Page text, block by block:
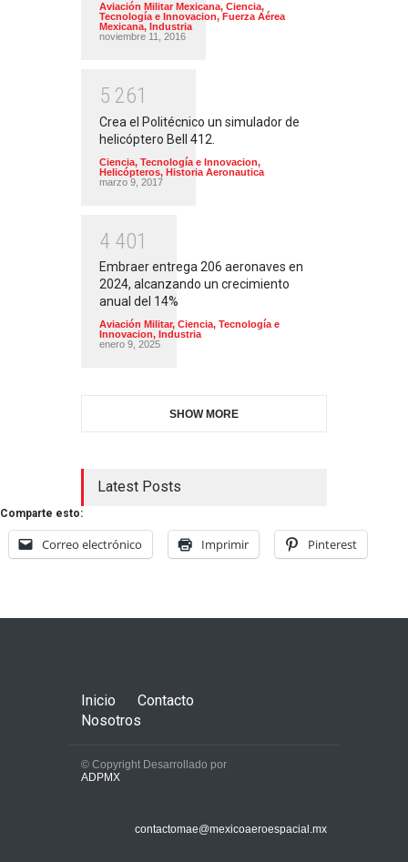
Aviación Militar Mexicana, Ciencia,
Tecnología e Innovacion, Fuerza Aérea
Mexicana, Industria
noviembre 11, 2016
5 261
Crea el Politécnico un simulador de
helicóptero Bell 412.
Ciencia, Tecnología e Innovacion,
Helicópteros, Historia Aeronautica
marzo 9, 2017
4 401
Embraer entrega 206 aeronaves en
2024, alcanzando un crecimiento
anual del 14%
Aviación Militar, Ciencia, Tecnología e
Innovacion, Industria
enero 9, 2025
SHOW MORE
Latest Posts
Comparte esto:
Correo electrónico Imprimir Pinterest
Inicio
Contacto
Nosotros
© Copyright Desarrollado por
ADPMX
contactomae@mexicoaeroespacial.mx